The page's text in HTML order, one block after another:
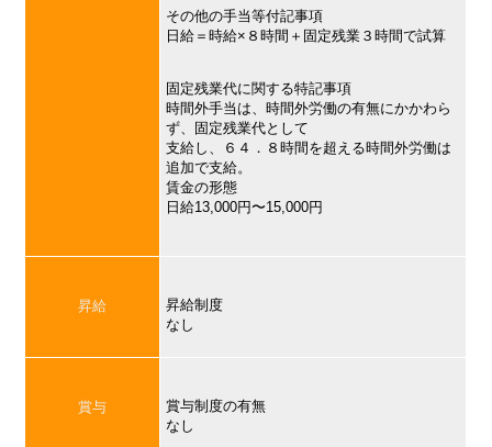
その他の手当等付記事項
日給＝時給×８時間＋固定残業３時間で試算
固定残業代に関する特記事項
時間外手当は、時間外労働の有無にかかわら
ず、固定残業代として
支給し、６４．８時間を超える時間外労働は
追加で支給。
賃金の形態
日給13,000円〜15,000円
昇給
昇給制度
なし
賞与
賞与制度の有無
なし